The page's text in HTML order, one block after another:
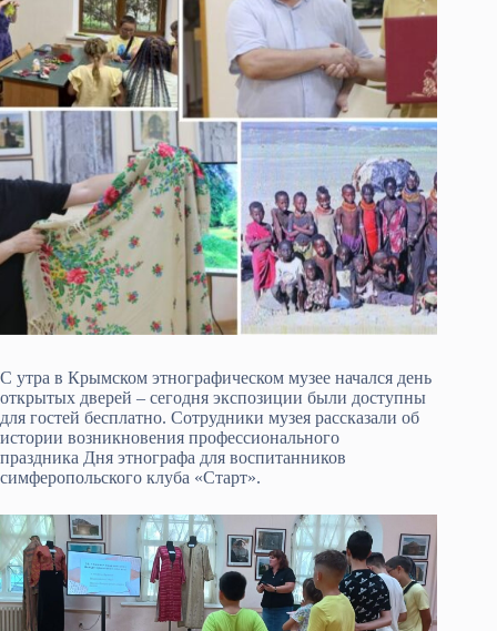
С утра в Крымском этнографическом музее начался день
открытых дверей – сегодня экспозиции были доступны
для гостей бесплатно. Сотрудники музея рассказали об
истории возникновения профессионального
праздника Дня этнографа для воспитанников
симферопольского клуба «Старт».